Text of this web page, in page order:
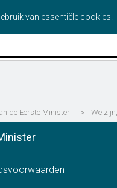
van essentiële cookies.
de Eerste Minister >